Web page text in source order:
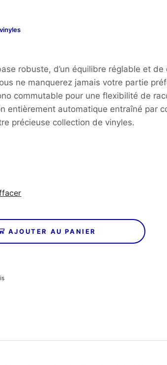
robuste, d’un équilibre réglable et
ne manquerez jamais votre partie
commutable pour une flexibilité de
entièrement automatique entraîné par
précieuse collection de vinyles.
AJOUTER AU PANIER